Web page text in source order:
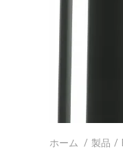
ホーム / 製品 /